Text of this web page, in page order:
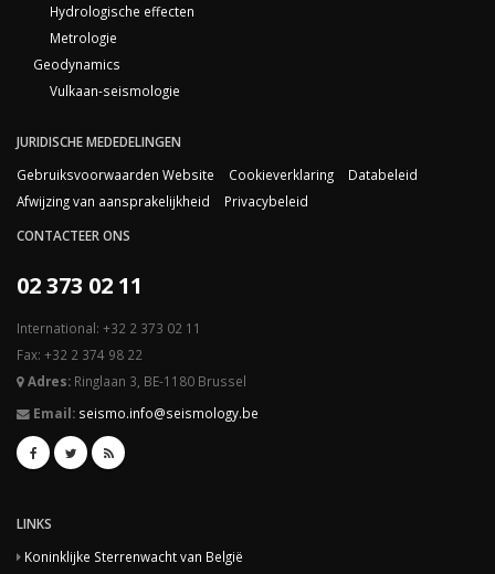
Hydrologische effecten
Metrologie
Geodynamics
Vulkaan-seismologie
JURIDISCHE MEDEDELINGEN
Gebruiksvoorwaarden Website
Cookieverklaring
Databeleid
Afwijzing van aansprakelijkheid
Privacybeleid
CONTACTEER ONS
02 373 02 11
International: +32 2 373 02 11
Fax: +32 2 374 98 22
Adres: Ringlaan 3, BE-1180 Brussel
Email: seismo.info@seismology.be
LINKS
Koninklijke Sterrenwacht van België